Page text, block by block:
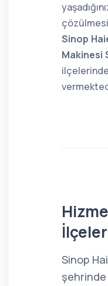
Sinop
Makinesi
İlçeler
Sinop